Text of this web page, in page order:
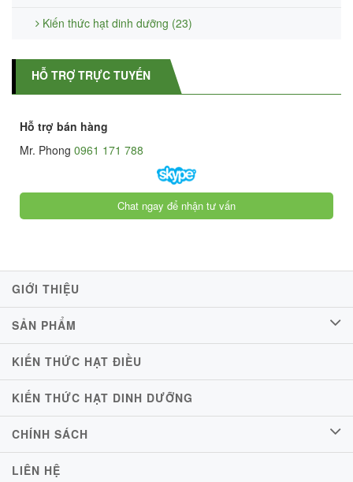
Kiến thức hạt dinh dưỡng (23)
HỖ TRỢ TRỰC TUYẾN
Hỗ trợ bán hàng
Mr. Phong 0961 171 788
Chat ngay để nhận tư vấn
GIỚI THIỆU
SẢN PHẨM
KIẾN THỨC HẠT ĐIỀU
KIẾN THỨC HẠT DINH DƯỠNG
CHÍNH SÁCH
LIÊN HỆ